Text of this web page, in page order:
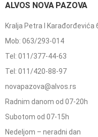
ALVOS NOVA PAZOVA
Kralja Petra I Karađorđevića
Mob: 063/293-014
Tel: 011/377-44-63
Tel: 011/420-88-97
novapazova@alvos.rs
Radnim danom od 07-20h
Subotom od 07-15h
Nedeljom – neradni dan